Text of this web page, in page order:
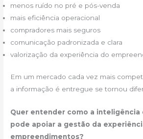
menos ruído no pré e pós-venda
mais eficiência operacional
compradores mais seguros
comunicação padronizada e clara
valorização da experiência do
Em um mercado cada vez mais
a informação é entregue se tornou
Quer entender como a inteligência
pode apoiar a gestão da
empreendimentos?